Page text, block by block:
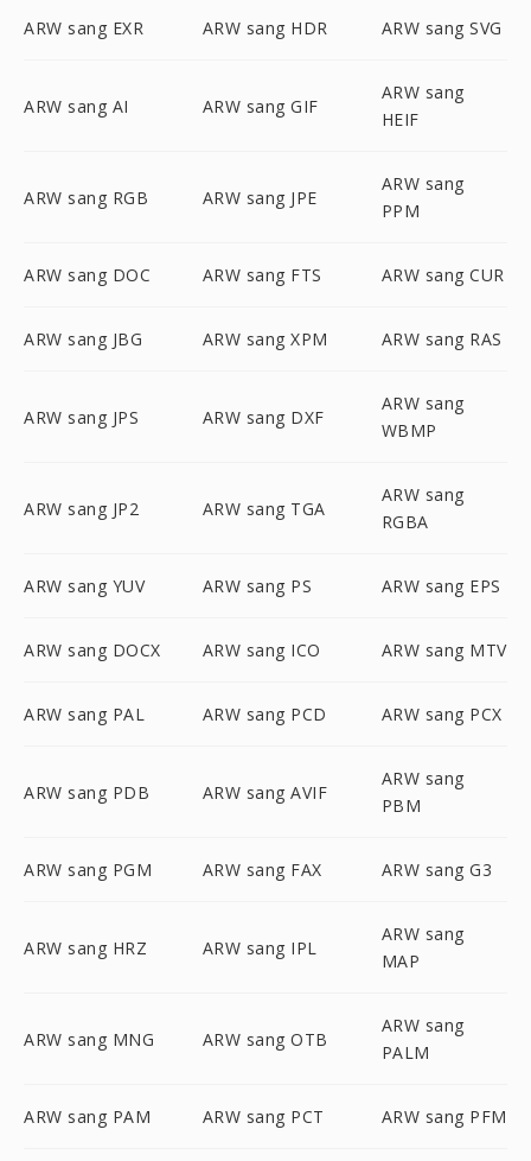
ARW sang EXR ARW sang HDR ARW sang SVG
ARW sang AI ARW sang GIF
ARW sang
HEIF
ARW sang RGB ARW sang JPE
ARW sang
PPM
ARW sang DOC ARW sang FTS ARW sang CUR
ARW sang JBG ARW sang XPM ARW sang RAS
ARW sang JPS ARW sang DXF
ARW sang
WBMP
ARW sang JP2 ARW sang TGA
ARW sang
RGBA
ARW sang YUV ARW sang PS ARW sang EPS
ARW sang DOCX ARW sang ICO ARW sang MTV
ARW sang PAL ARW sang PCD ARW sang PCX
ARW sang PDB ARW sang AVIF
ARW sang
PBM
ARW sang PGM ARW sang FAX ARW sang G3
ARW sang HRZ ARW sang IPL
ARW sang
MAP
ARW sang MNG ARW sang OTB
ARW sang
PALM
ARW sang PAM ARW sang PCT ARW sang PFM